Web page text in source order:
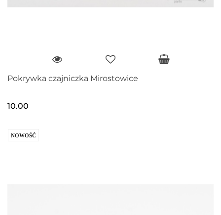
Pokrywka czajniczka Mirostowice
10.00
NOWOŚĆ